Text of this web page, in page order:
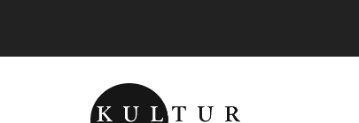
huvudinnehåll
secondary
sidfot